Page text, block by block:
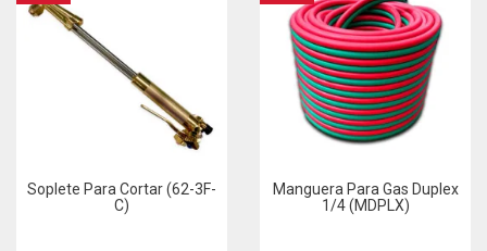
Soplete Para Cortar (62-3F-
C)
Manguera Para Gas Duplex
1/4 (MDPLX)